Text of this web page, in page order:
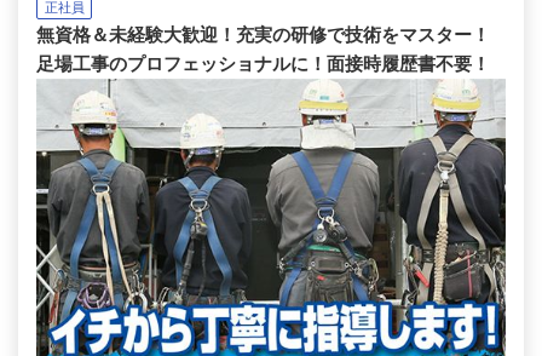
正社員
無資格＆未経験大歓迎！充実の研修で技術をマスター！
足場工事のプロフェッショナルに！面接時履歴書不要！